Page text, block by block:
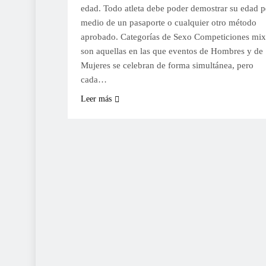
edad. Todo atleta debe poder demostrar su edad
medio de un pasaporte o cualquier otro método
aprobado. Categorías de Sexo Competiciones
son aquellas en las que eventos de Hombres y de
Mujeres se celebran de forma simultánea, pero
cada…
Leer más